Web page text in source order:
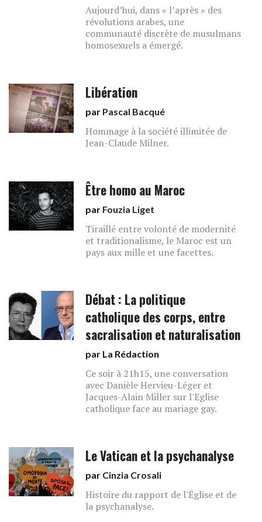
Aujourd’hui, dans « l’après » des
révolutions arabes, une
communauté discrète de musulmans
homosexuels a émergé.
Libération
par Pascal Bacqué
Hommage à la société illimitée de
Jean-Claude Milner.
Être homo au Maroc
par Fouzia Liget
Tiraillé entre volonté de modernité
et traditionalisme, le Maroc est un
pays aux mille et une facettes.
Débat : La politique
catholique des corps, entre
sacralisation et naturalisation
par La Rédaction
Ce soir à 21h15, une conversation
avec Danièle Hervieu-Léger et
Jacques-Alain Miller sur l'Eglise
catholique face au mariage gay.
Le Vatican et la psychanalyse
par Cinzia Crosali
Histoire du rapport de l'Église et de
la psychanalyse.